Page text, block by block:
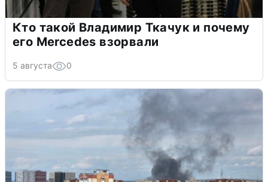
Кто такой Владимир Ткачук и почему
его Mercedes взорвали
5 августа 0